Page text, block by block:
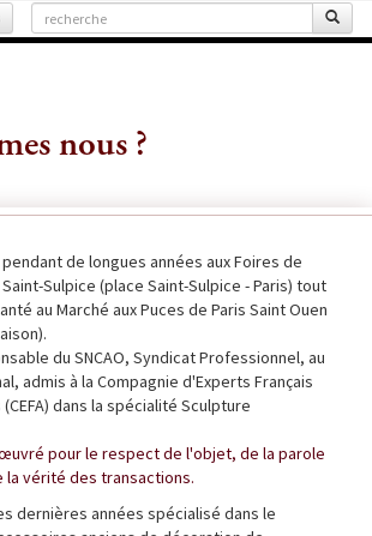
nous ?
de longues années aux Foires de
Sulpice (place Saint-Sulpice - Paris) tout
au Marché aux Puces de Paris Saint Ouen
du SNCAO, Syndicat Professionnel, au
admis à la Compagnie d'Experts Français
dans la spécialité Sculpture
pour le respect de l'objet, de la parole
la vérité des transactions.
dernières années spécialisé dans le